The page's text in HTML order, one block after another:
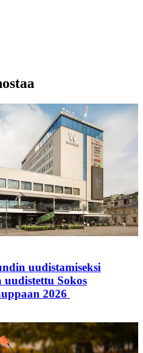
uudistamiseksi
uudistettu Sokos
2026